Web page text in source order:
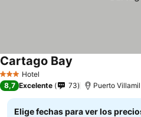
3 Estrellas
Hotel
Cartago Bay
8,7 Excelente 73 Puerto Villamil
Elige fechas para ver los